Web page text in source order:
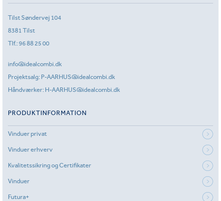
Tilst Søndervej 104
8381 Tilst
Tlf.:96 88 25 00
info@idealcombi.dk
Projektsalg: P-AARHUS@idealcombi.dk
Håndværker: H-AARHUS@idealcombi.dk
PRODUKTINFORMATION
Vinduer privat
Vinduer erhverv
Kvalitetssikring og Certifikater
Vinduer
Futura+